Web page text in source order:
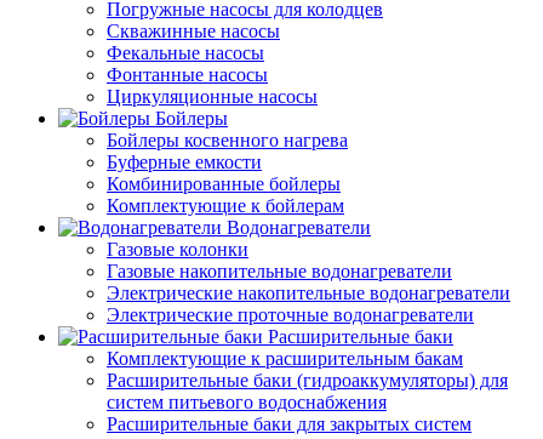
Погружные насосы для колодцев
Скважинные насосы
Фекальные насосы
Фонтанные насосы
Циркуляционные насосы
Бойлеры
Бойлеры косвенного нагрева
Буферные емкости
Комбинированные бойлеры
Комплектующие к бойлерам
Водонагреватели
Газовые колонки
Газовые накопительные водонагреватели
Электрические накопительные водонагреватели
Электрические проточные водонагреватели
Расширительные баки
Комплектующие к расширительным бакам
Расширительные баки (гидроаккумуляторы) для
систем питьевого водоснабжения
Расширительные баки для закрытых систем